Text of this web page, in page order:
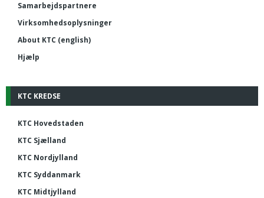
Samarbejdspartnere
Virksomhedsoplysninger
About KTC (english)
Hjælp
KTC KREDSE
KTC Hovedstaden
KTC Sjælland
KTC Nordjylland
KTC Syddanmark
KTC Midtjylland